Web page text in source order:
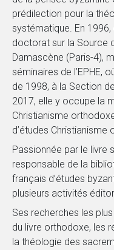
prédilection pour la
systématique. En
doctorat sur la Source
Damascène (Paris-4),
séminaires de l’EPHE,
de 1998, à la Section
2017, elle y occupe la
Christianisme
d’études Christianisme
Passionnée par le livre
responsable de la
français d’études
plusieurs activités
Ses recherches les
du livre orthodoxe, les
la théologie des